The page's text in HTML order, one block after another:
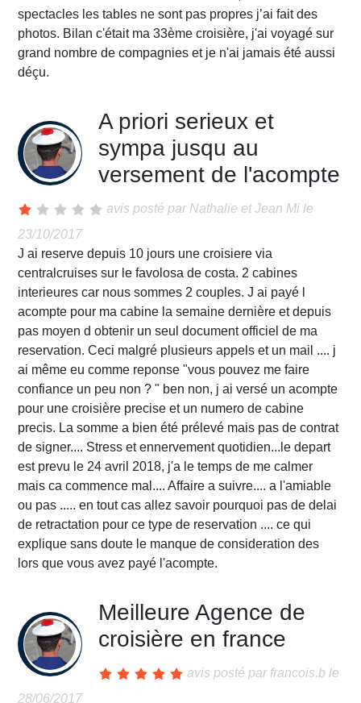
spectacles les tables ne sont pas propres j’ai fait des
photos. Bilan c'était ma 33ème croisière, j'ai voyagé sur
grand nombre de compagnies et je n'ai jamais été aussi
déçu.
A priori serieux et
sympa jusqu au
versement de l'acompte
avis posté par Nathalie et Jean Mi le
23/10/2017
J ai reserve depuis 10 jours une croisiere via
centralcruises sur le favolosa de costa. 2 cabines
interieures car nous sommes 2 couples. J ai payé l
acompte pour ma cabine la semaine dernière et depuis
pas moyen d obtenir un seul document officiel de ma
reservation. Ceci malgré plusieurs appels et un mail .... j
ai même eu comme reponse "vous pouvez me faire
confiance un peu non ? " ben non, j ai versé un acompte
pour une croisière precise et un numero de cabine
precis. La somme a bien été prélevé mais pas de contrat
de signer.... Stress et ennervement quotidien...le depart
est prevu le 24 avril 2018, j'a le temps de me calmer
mais ca commence mal.... Affaire a suivre.... a l'amiable
ou pas ..... en tout cas allez savoir pourquoi pas de delai
de retractation pour ce type de reservation .... ce qui
explique sans doute le manque de consideration des
lors que vous avez payé l'acompte.
Meilleure Agence de
croisière en france
avis posté par francois.b le
28/06/2017